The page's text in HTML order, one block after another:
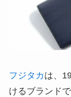
フジタカは、
けるブランドで